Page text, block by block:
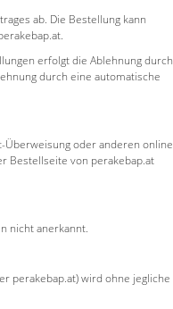
ab. Die Bestellung kann
erfolgt die Ablehnung durch
durch eine automatische
Überweisung oder anderen online
Bestellseite von perakebap.at
nicht anerkannt.
perakebap.at) wird ohne jegliche